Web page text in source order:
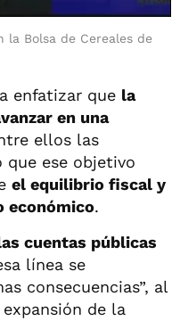
Bolsa de Cereales de
enfatizar que la
en una
ellos las
que ese objetivo
el equilibrio fiscal y
económico.
cuentas públicas
línea se
consecuencias”, al
de la